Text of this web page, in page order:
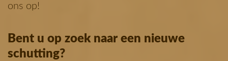
ons op!
Bent u op zoek naar een nieuwe
schutting?